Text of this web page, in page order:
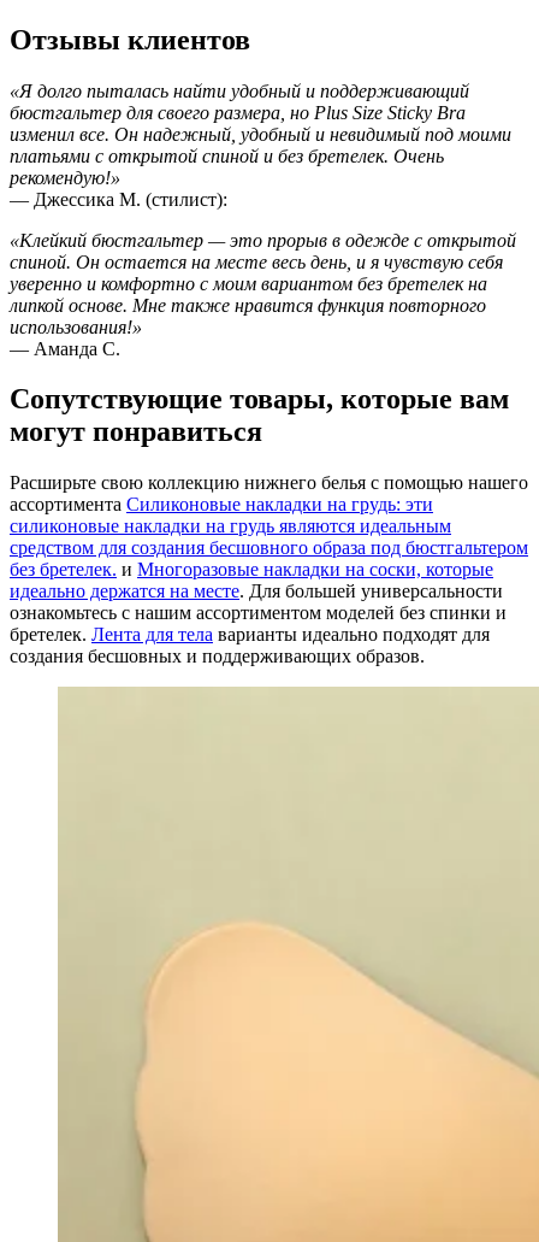
Отзывы клиентов
«Я долго пыталась найти удобный и поддерживающий
бюстгальтер для своего размера, но Plus Size Sticky Bra
изменил все. Он надежный, удобный и невидимый под моими
платьями с открытой спиной и без бретелек. Очень
рекомендую!»
— Джессика М. (стилист):
«Клейкий бюстгальтер — это прорыв в одежде с открытой
спиной. Он остается на месте весь день, и я чувствую себя
уверенно и комфортно с моим вариантом без бретелек на
липкой основе. Мне также нравится функция повторного
использования!»
— Аманда С.
Сопутствующие товары, которые вам
могут понравиться
Расширьте свою коллекцию нижнего белья с помощью нашего
ассортимента Силиконовые накладки на грудь: эти
силиконовые накладки на грудь являются идеальным
средством для создания бесшовного образа под бюстгальтером
без бретелек. и Многоразовые накладки на соски, которые
идеально держатся на месте. Для большей универсальности
ознакомьтесь с нашим ассортиментом моделей без спинки и
бретелек. Лента для тела варианты идеально подходят для
создания бесшовных и поддерживающих образов.